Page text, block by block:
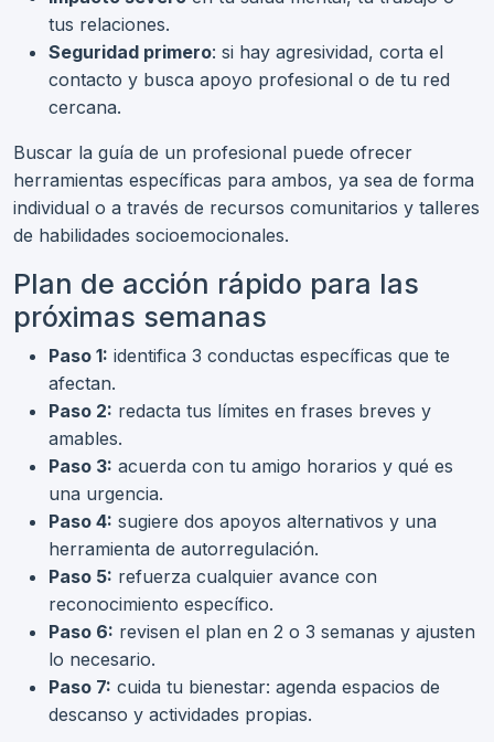
tus relaciones.
Seguridad primero: si hay agresividad, corta el
contacto y busca apoyo profesional o de tu red
cercana.
Buscar la guía de un profesional puede ofrecer
herramientas específicas para ambos, ya sea de forma
individual o a través de recursos comunitarios y talleres
de habilidades socioemocionales.
Plan de acción rápido para las
próximas semanas
Paso 1: identifica 3 conductas específicas que te
afectan.
Paso 2: redacta tus límites en frases breves y
amables.
Paso 3: acuerda con tu amigo horarios y qué es
una urgencia.
Paso 4: sugiere dos apoyos alternativos y una
herramienta de autorregulación.
Paso 5: refuerza cualquier avance con
reconocimiento específico.
Paso 6: revisen el plan en 2 o 3 semanas y ajusten
lo necesario.
Paso 7: cuida tu bienestar: agenda espacios de
descanso y actividades propias.